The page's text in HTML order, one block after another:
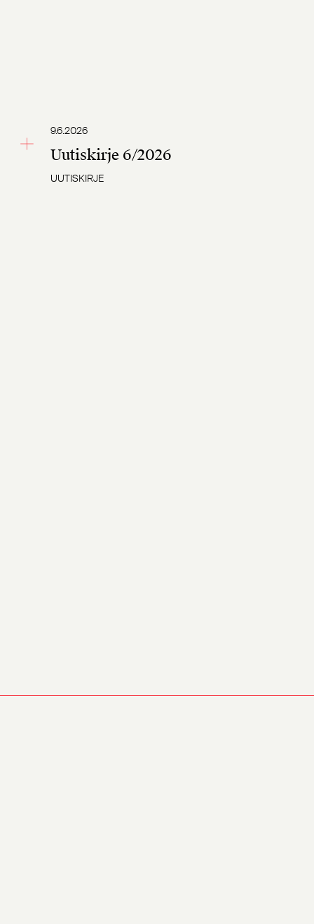
9.6.2026
Uutiskirje 6/2026
UUTISKIRJE